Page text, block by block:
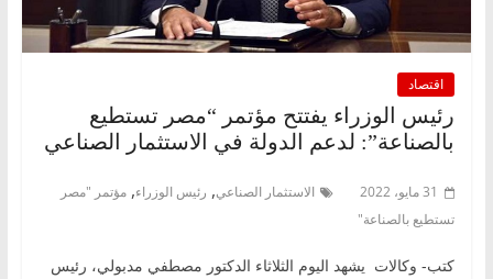
اقتصاد
رئيس الوزراء يفتتح مؤتمر “مصر تستطيع
بالصناعة”: لدعم الدولة في الاستثمار الصناعي
31 مايو، 2022 الاستثمار الصناعي, رئيس الوزراء, مؤتمر "مصر
تستطيع بالصناعة"
كتب- وكالات يشهد اليوم الثلاثاء الدكتور مصطفي مدبولي، رئيس